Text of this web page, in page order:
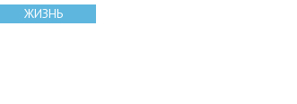
ЖИЗНЬ